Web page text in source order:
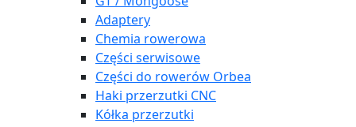
Adaptery
Chemia rowerowa
Części serwisowe
Części do rowerów Orbea
Haki przerzutki CNC
Kółka przerzutki